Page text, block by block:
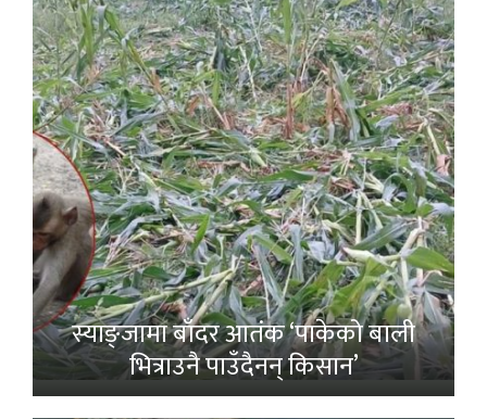
स्याङ्जामा बाँदर आतंक ‘पाकेको बाली
भित्राउनै पाउँदैनन् किसान’